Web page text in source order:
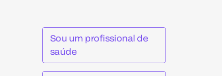
Sou um profissional de
saúde